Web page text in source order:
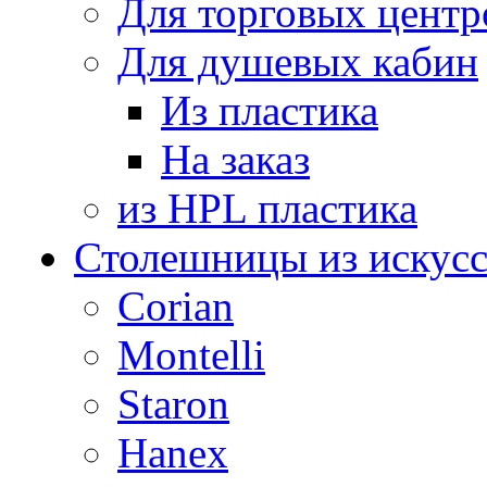
Для торговых
Для душевых кабин
Из пластика
На заказ
из HPL пластика
Столешницы из
Corian
Montelli
Staron
Hanex